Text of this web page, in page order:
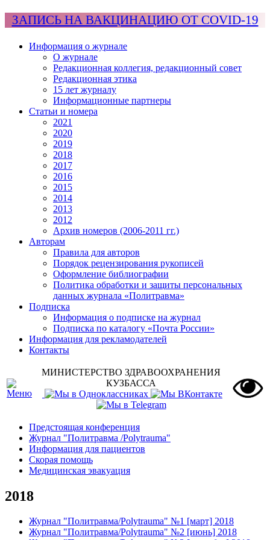
ЗАПИСЬ НА ВАКЦИНАЦИЮ ОТ COVID-19
Информация о журнале
О журнале
Редакционная коллегия, редакционный совет
Редакционная этика
15 лет журналу
Информационные партнеры
Статьи и номера
2021
2020
2019
2018
2017
2016
2015
2014
2013
2012
Архив номеров (2006-2011 гг.)
Авторам
Правила для авторов
Порядок рецензирования рукописей
Оформление библиографии
Политика обработки и защиты персональных
данных журнала «Политравма»
Подписка
Информация о подписке на журнал
Подписка по каталогу «Почта России»
Информация для рекламодателей
Контакты
МИНИСТЕРСТВО ЗДРАВООХРАНЕНИЯ
КУЗБАССА
Предстоящая конференция
Журнал "Политравма /Polytrauma"
Информация для пациентов
Скорая помощь
Медицинская эвакуация
2018
Журнал "Политравма/Polytrauma" №1 [март] 2018
Журнал "Политравма/Polytrauma" №2 [июнь] 2018